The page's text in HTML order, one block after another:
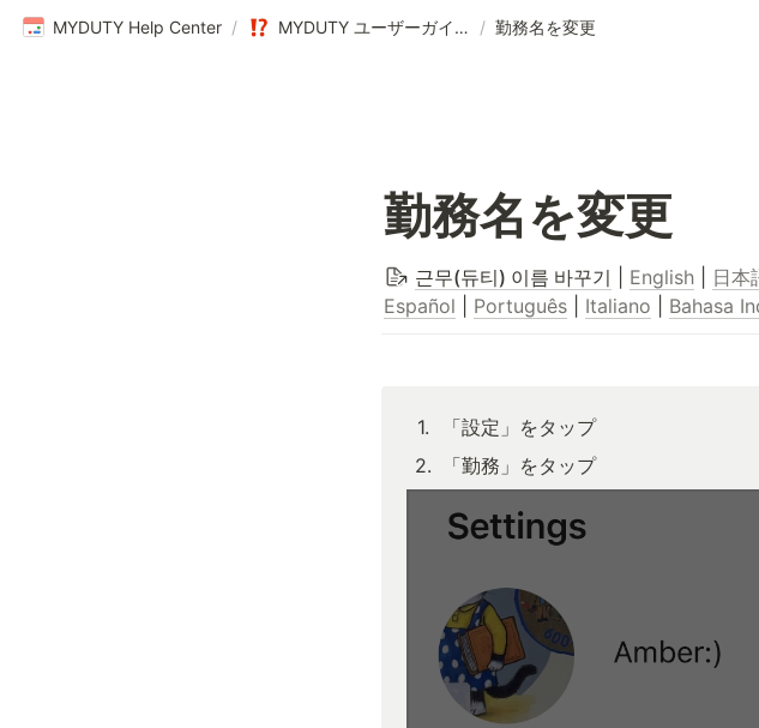
MYDUTY Help Center / MYDUTY ユーザーガイド / 勤務名を変更
勤務名を変更
근무(듀티) 이름 바꾸기 English | 日本
Español
Português Italiano Bahasa
1.
「設定」をタップ
2. 「勤務」をタップ